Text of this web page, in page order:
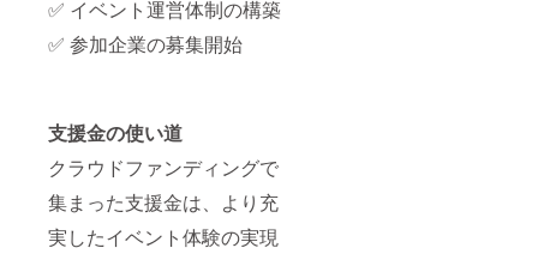
✅ イベント運営体制の構築
✅ 参加企業の募集開始
支援金の使い道
クラウドファンディングで
集まった支援金は、より充
実したイベント体験の実現